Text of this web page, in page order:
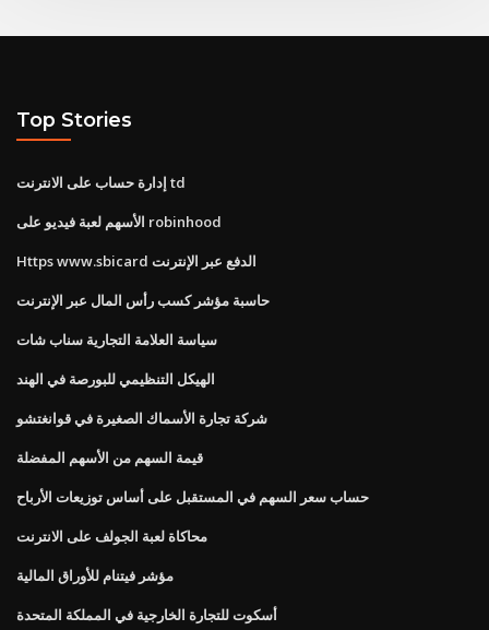
Top Stories
إدارة حساب على الانترنت td
الأسهم لعبة فيديو على robinhood
Https www.sbicard الدفع عبر الإنترنت
حاسبة مؤشر كسب رأس المال عبر الإنترنت
سياسة العلامة التجارية سناب شات
الهيكل التنظيمي للبورصة في الهند
شركة تجارة الأسماك الصغيرة في قوانغتشو
قيمة السهم من الأسهم المفضلة
حساب سعر السهم في المستقبل على أساس توزيعات الأرباح
محاكاة لعبة الجولف على الانترنت
مؤشر فيتنام للأوراق المالية
أسكوت للتجارة الخارجية في المملكة المتحدة